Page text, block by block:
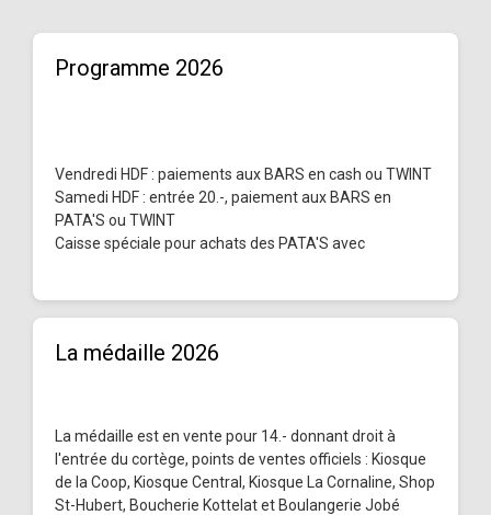
Programme 2026
Vendredi HDF : paiements aux BARS en cash ou TWINT
Samedi HDF : entrée 20.-, paiement aux BARS en
PATA'S ou TWINT
Caisse spéciale pour achats des PATA'S avec
La médaille 2026
La médaille est en vente pour 14.- donnant droit à
l'entrée du cortège, points de ventes officiels : Kiosque
de la Coop, Kiosque Central, Kiosque La Cornaline, Shop
St-Hubert, Boucherie Kottelat et Boulangerie Jobé